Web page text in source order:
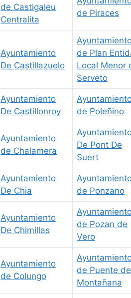
de Castigaleu
Centralita
de Piraces
Ayuntamiento
De Castillazuelo
de Plan
Local Menor
Serveto
Ayuntamiento
De Castillonroy
de Poleñino
Ayuntamiento
de Chalamera
De Pont De
Suert
Ayuntamiento
De Chia
de Ponzano
Ayuntamiento
De Chimillas
de Pozan de
Vero
Ayuntamiento
de Colungo
de Puente de
Montañana